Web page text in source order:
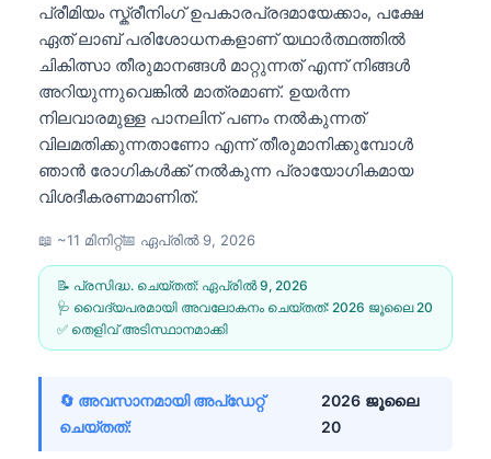
പ്രീമിയം സ്ക്രീനിംഗ് ഉപകാരപ്രദമായേക്കാം, പക്ഷേ
ഏത് ലാബ് പരിശോധനകളാണ് യഥാർത്ഥത്തിൽ
ചികിത്സാ തീരുമാനങ്ങൾ മാറ്റുന്നത് എന്ന് നിങ്ങൾ
അറിയുന്നുവെങ്കിൽ മാത്രമാണ്. ഉയർന്ന
നിലവാരമുള്ള പാനലിന് പണം നൽകുന്നത്
വിലമതിക്കുന്നതാണോ എന്ന് തീരുമാനിക്കുമ്പോൾ
ഞാൻ രോഗികൾക്ക് നൽകുന്ന പ്രായോഗികമായ
വിശദീകരണമാണിത്.
📖 ~11 മിനിറ്റ്📅 ഏപ്രിൽ 9, 2026
📝 പ്രസിദ്ധ. ചെയ്തത്: ഏപ്രിൽ 9, 2026
🩺 വൈദ്യപരമായി അവലോകനം ചെയ്തത്: 2026 ജൂലൈ 20
✅ തെളിവ് അടിസ്ഥാനമാക്കി
🔄 അവസാനമായി അപ്ഡേറ്റ്
ചെയ്തത്:
2026 ജൂലൈ
20